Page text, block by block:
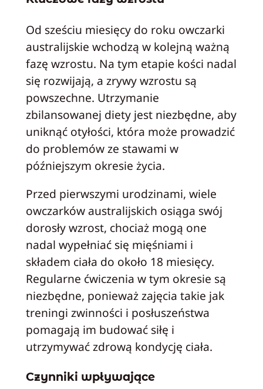
Od sześciu miesięcy do roku owczarki
australijskie wchodzą w kolejną ważną
fazę wzrostu. Na tym etapie kości nadal
się rozwijają, a zrywy wzrostu są
powszechne. Utrzymanie
zbilansowanej diety jest niezbędne, aby
uniknąć otyłości, która może prowadzić
do problemów ze stawami w
późniejszym okresie życia.
Przed pierwszymi urodzinami, wiele
owczarków australijskich osiąga swój
dorosły wzrost, chociaż mogą one
nadal wypełniać się mięśniami i
składem ciała do około 18 miesięcy.
Regularne ćwiczenia w tym okresie są
niezbędne, ponieważ zajęcia takie jak
treningi zwinności i posłuszeństwa
pomagają im budować siłę i
utrzymywać zdrową kondycję ciała.
Czynniki wpływające